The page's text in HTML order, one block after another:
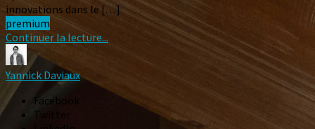
innovations dans le […]
premium
Continuer la lecture...
Yannick Daviaux
Facebook
Twitter